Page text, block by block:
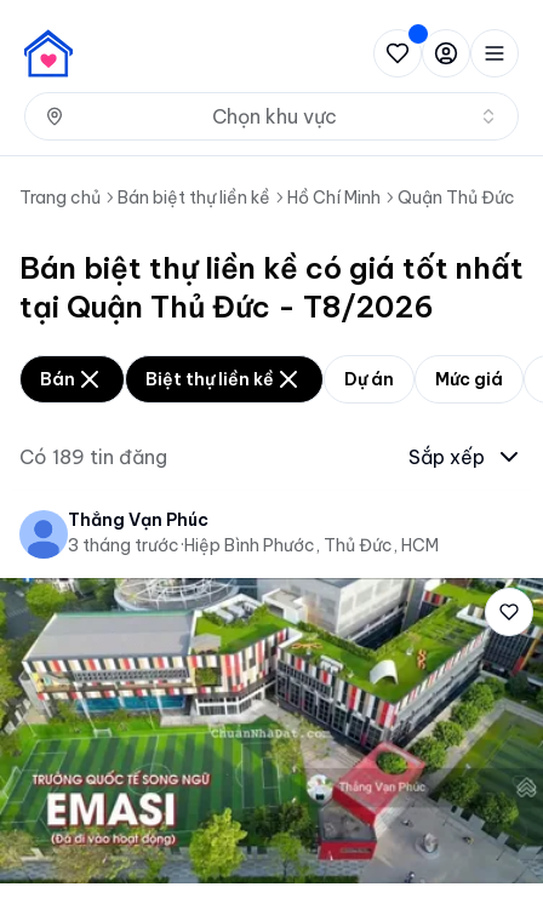
Chọn khu vực
Trang chủ Bán biệt thự liền kề Hồ Chí Minh Quận Thủ Đức
Bán biệt thự liền kề có giá tốt nhất
tại Quận Thủ Đức - T8/2026
Bán Biệt thự liền kề Dự án Mức giá
Có 189 tin đăng Sắp xếp
Thắng Vạn Phúc
3 tháng trước·Hiệp Bình Phước, Thủ Đức, HCM